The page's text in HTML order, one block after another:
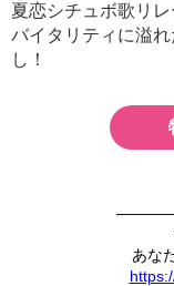
夏恋シチュボ歌リ
バイタリティに溢
し！
あな